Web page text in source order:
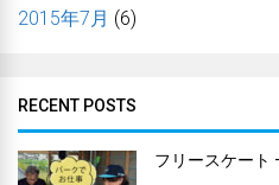
2015年7月 (6)
RECENT POSTS
フリースケート